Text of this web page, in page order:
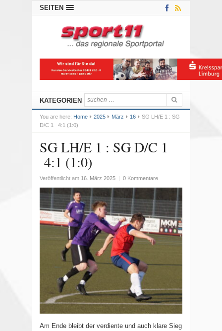
SEITEN
KATEGORIEN
You are here: Home 2025 März 16
SG LH/E 1 : SG
D/C 1 4:1 (1:0)
SG LH/E 1 : SG D/C 1
4:1 (1:0)
Veröffentlicht am 16. März 2025 0 Kommentare
Am Ende bleibt der verdiente und auch klare Sieg